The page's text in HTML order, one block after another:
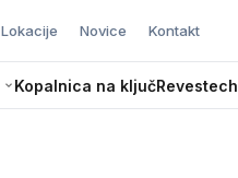
Lokacije Novice Kontakt
Kopalnica na ključRevestech